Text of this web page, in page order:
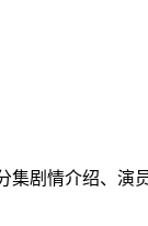
剧情介绍、演